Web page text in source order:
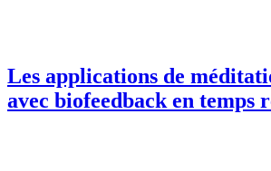
Les applications de
avec biofeedback en temps